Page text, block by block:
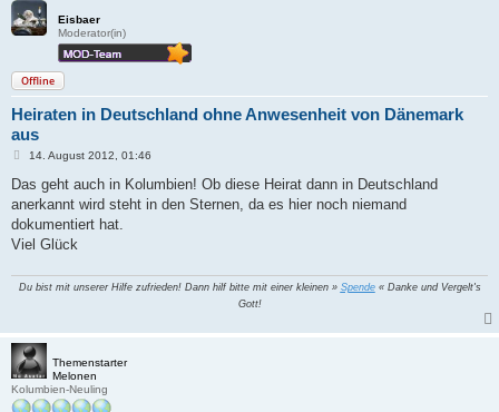
Eisbaer
Moderator(in)
Offline
Heiraten in Deutschland ohne Anwesenheit von Dänemark
aus
B
i
r
a
14. August 2012, 01:46
Das geht auch in Kolumbien! Ob diese Heirat dann in Deutschland
anerkannt wird steht in den Sternen, da es hier noch niemand
dokumentiert hat.
Viel Glück
Du bist mit unserer Hilfe zufrieden! Dann hilf bitte mit einer kleinen » Spende« Danke und Vergelt's
Gott!
Themenstarter
Melonen
Kolumbien-Neuling